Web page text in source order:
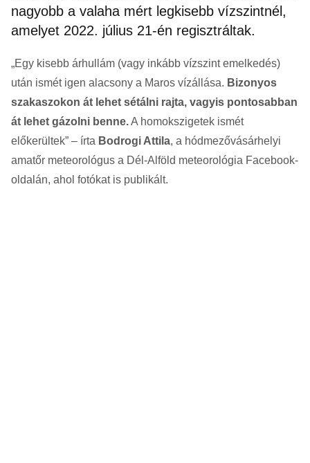
nagyobb a valaha mért legkisebb vízszintnél,
amelyet 2022. július 21-én regisztráltak.
„Egy kisebb árhullám (vagy inkább vízszint emelkedés)
után ismét igen alacsony a Maros vízállása. Bizonyos
szakaszokon át lehet sétálni rajta, vagyis pontosabban
át lehet gázolni benne.A homokszigetek ismét
előkerültek” – írta Bodrogi Attila, a hódmezővásárhelyi
amatőr meteorológus a Dél-Alföld meteorológia Facebook-
oldalán, ahol fotókat is publikált.